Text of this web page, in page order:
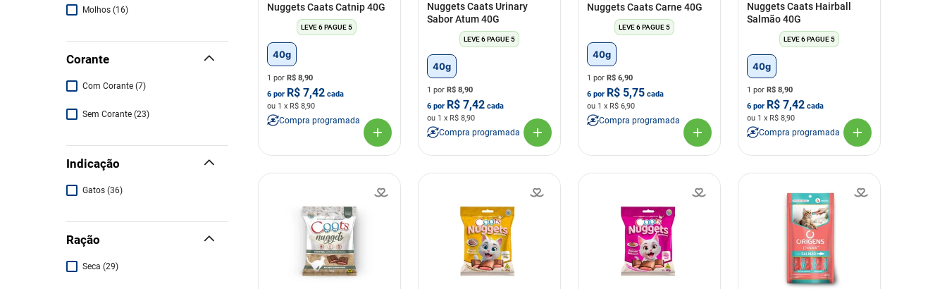
Molhos (16)
Corante
Com Corante (7)
Sem Corante (23)
Indicação
Gatos (36)
Ração
Seca (29)
Nuggets Caats Catnip 40G
LEVE 6 PAGUE 5
40g
1 porR$8,90
6 por R$7,42 cada
ou 1 x R$8,90
Compra programada
Nuggets Caats Urinary
Sabor Atum 40G
LEVE 6 PAGUE 5
40g
1 porR$8,90
6 por R$7,42 cada
ou 1 x R$8,90
Compra programada
Nuggets Caats Carne 40G
LEVE 6 PAGUE 5
40g
1 por R$ 6,90
6por R$ 5,75 cada
ou 1 x R$ 6,90
Compra programada
Nuggets Caats Hairball
Salmão 40G
LEVE 6 PAGUE 5
40g
1 por R$ 8,90
6por R$ 7,42 cada
ou 1 x R$ 8,90
Compra programada